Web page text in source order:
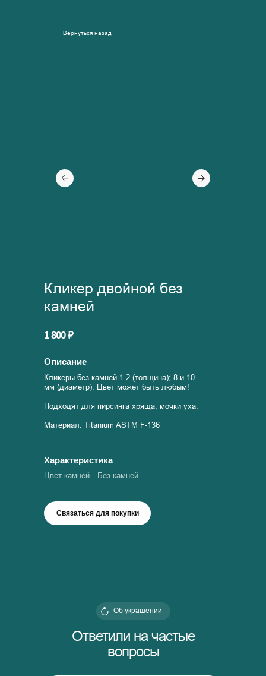
Вернуться назад
Связаться для покупки
Кликер двойной без
камней
Описание
Характеристика
Кликеры без камней 1.2 (толщина); 8 и 10
мм (диаметр). Цвет может быть любым!
Подходят для пирсинга хряща, мочки уха.
Материал: Titanium ASTM F-136
Без камней
Цвет камней
1 800 ₽
Ответили на частые
вопросы
Об украшении